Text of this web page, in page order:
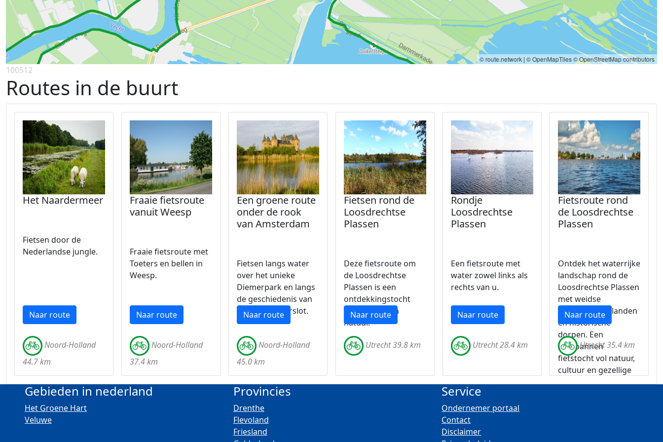
© route.network | © OpenMapTiles© OpenStreetMap contributors
100512
Routes in de buurt
Het Naardermeer
Fietsen door de
Nederlandse jungle.
Naar route
Noord-Holland
44.7 km
Fraaie fietsroute
vanuit Weesp
Fraaie fietsroute met
Toeters en bellen in
Weesp.
Naar route
Noord-Holland
37.4 km
Een groene route
onder de rook
van Amsterdam
Fietsen langs water
over het unieke
Diemerpark en langs
de geschiedenis van
kasteel Muiderslot.
Naar route
Noord-Holland
45.0 km
Fietsen rond de
Loosdrechtse
Plassen
Deze fietsroute om
de Loosdrechtse
Plassen is een
ontdekkingstocht
langs water en
natuur.
Naar route
Utrecht 39.8 km
Rondje
Loosdrechtse
Plassen
Een fietsroute met
water zowel links als
rechts van u.
Naar route
Utrecht 28.4 km
Fietsroute rond
de Loosdrechtse
Plassen
Ontdek het waterrijke
landschap rond de
Loosdrechtse Plassen
met weidse
uitzichten, rietlanden
en historische
dorpen. Een
ontspannen
fietstocht vol natuur,
cultuur en gezellige
tussenstops.
Naar route
Utrecht 35.4 km
Gebieden in nederland
Het Groene Hart
Veluwe
Provincies
Drenthe
Flevoland
Friesland
Service
Ondernemer portaal
Contact
Disclaimer